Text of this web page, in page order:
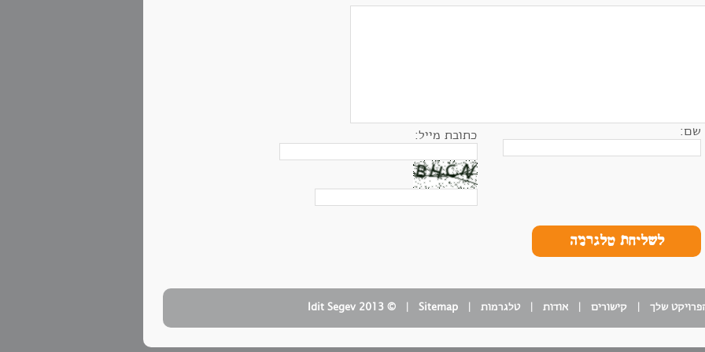
שם: כתובת מייל:
לשליחת טלגרמה
שלך |קישורים |אודות |טלגרמות | ‏
Sitemap
| ‏ © Idit Segev 2013